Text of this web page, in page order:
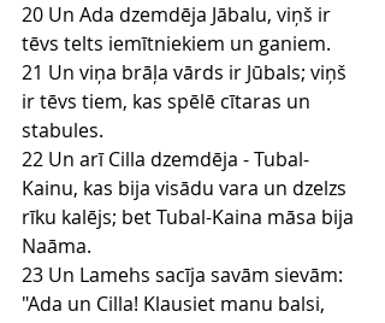
20 Un Ada dzemdēja Jābalu, viņš ir
tēvs telts iemītniekiem un ganiem.
21 Un viņa brāļa vārds ir Jūbals; viņš
ir tēvs tiem, kas spēlē cītaras un
stabules.
22 Un arī Cilla dzemdēja - Tubal-
Kainu, kas bija visādu vara un dzelzs
rīku kalējs; bet Tubal-Kaina māsa bija
Naāma.
23 Un Lamehs sacīja savām sievām:
"Ada un Cilla! Klausiet manu balsi,